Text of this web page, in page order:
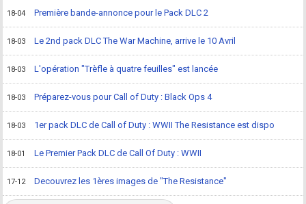
18-04 Première bande-annonce pour le Pack DLC 2
18-03 Le 2nd pack DLC The War Machine, arrive le 10 Avril
18-03 L'opération "Trèfle à quatre feuilles" est lancée
18-03 Préparez-vous pour Call of Duty : Black Ops 4
18-03 1er pack DLC de Call of Duty : WWII The Resistance est dispo
18-01 Le Premier Pack DLC de Call Of Duty : WWII
17-12 Decouvrez les 1ères images de "The Resistance"